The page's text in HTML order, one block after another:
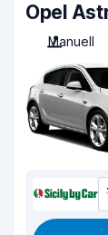
Opel
Manuell